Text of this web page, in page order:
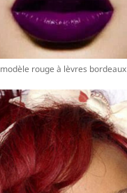
modèle rouge à lèvres bordeaux